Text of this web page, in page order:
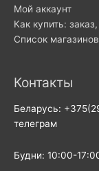
Мой аккаунт
Как купить:
Список магазинов
Контакты
Беларусь:
телеграм
Будни: 10:00-